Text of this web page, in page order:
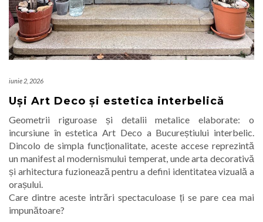
iunie 2, 2026
Uși Art Deco și estetica interbelică
Geometrii riguroase și detalii metalice elaborate: o
incursiune în estetica Art Deco a Bucureștiului interbelic.
Dincolo de simpla funcționalitate, aceste accese reprezintă
un manifest al modernismului temperat, unde arta decorativă
și arhitectura fuzionează pentru a defini identitatea vizuală a
orașului.
Care dintre aceste intrări spectaculoase ți se pare cea mai
impunătoare?